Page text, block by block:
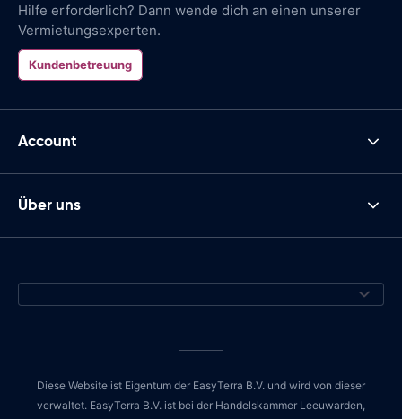
Hilfe erforderlich? Dann wende dich an einen unserer
Vermietungsexperten.
Kundenbetreuung
Account
Über uns
Diese Website ist Eigentum der EasyTerra B.V. und wird von dieser
verwaltet. EasyTerra B.V. ist bei der Handelskammer Leeuwarden,